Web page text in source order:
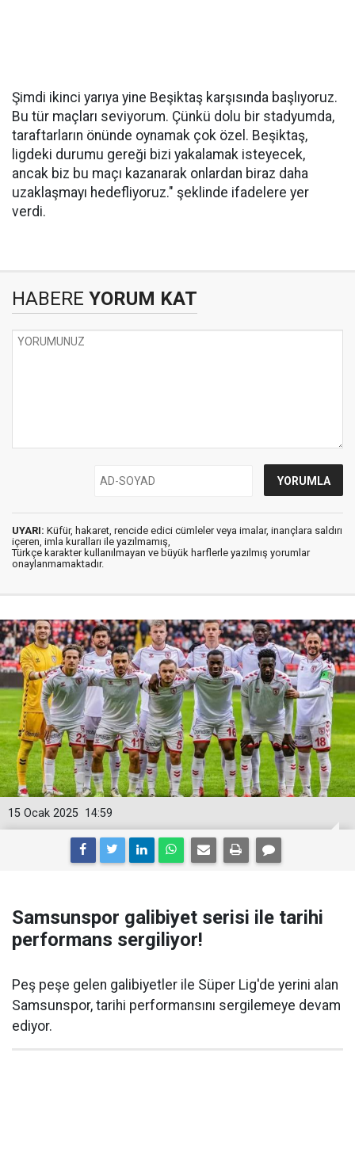
Şimdi ikinci yarıya yine Beşiktaş karşısında başlıyoruz.
Bu tür maçları seviyorum. Çünkü dolu bir stadyumda,
taraftarların önünde oynamak çok özel. Beşiktaş,
ligdeki durumu gereği bizi yakalamak isteyecek,
ancak biz bu maçı kazanarak onlardan biraz daha
uzaklaşmayı hedefliyoruz." şeklinde ifadelere yer
verdi.
HABERE YORUM KAT
UYARI: Küfür, hakaret, rencide edici cümleler veya imalar, inançlara saldırı
içeren, imla kuralları ile yazılmamış,
Türkçe karakter kullanılmayan ve büyük harflerle yazılmış yorumlar
onaylanmamaktadır.
14:59
15 Ocak 2025
Samsunspor galibiyet serisi ile tarihi
performans sergiliyor!
Peş peşe gelen galibiyetler ile Süper Lig'de yerini alan
Samsunspor, tarihi performansını sergilemeye devam
ediyor.